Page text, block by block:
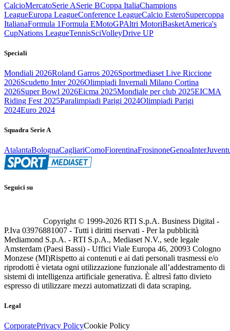
CalcioMercatoSerie ASerie BCoppa ItaliaChampions
LeagueEuropa LeagueConference LeagueCalcio EsteroSupercoppa
ItalianaFormula 1Formula EMotoGPAltri MotoriBasketAmerica's
CupNations LeagueTennisSciVolleyDrive UP
Speciali
Mondiali 2026Roland Garros 2026Sportmediaset Live Riccione
2026Scudetto Inter 2026Olimpiadi Invernali Milano Cortina
2026Super Bowl 2026Eicma 2025Mondiale per club 2025EICMA
Riding Fest 2025Paralimpiadi Parigi 2024Olimpiadi Parigi
2024Euro 2024
Squadra Serie A
AtalantaBolognaCagliariComoFiorentinaFrosinoneGenoaInter
Seguici su
Copyright © 1999-2026 RTI S.p.A. Business Digital -
P.Iva 03976881007 - Tutti i diritti riservati - Per la pubblicità
Mediamond S.p.A. - RTI S.p.A., Mediaset N.V., sede legale
Amsterdam (Paesi Bassi) - Uffici Viale Europa 46, 20093 Cologno
Monzese (MI)Rispetto ai contenuti e ai dati personali trasmessi e/o
riprodotti è vietata ogni utilizzazione funzionale all’addestramento di
sistemi di intelligenza artificiale generativa. È altresì fatto divieto
espresso di utilizzare mezzi automatizzati di data scraping.
Legal
CorporatePrivacy PolicyCookie Policy